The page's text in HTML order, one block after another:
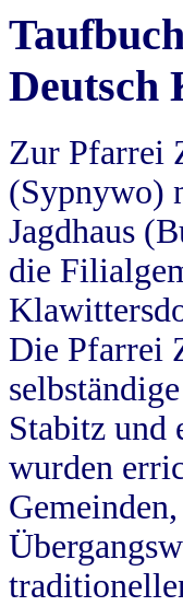
Deutsch
Zur Pfarrei
(Sypnywo)
Jagdhaus
die
Die Pfarrei
Stabitz und
wurden